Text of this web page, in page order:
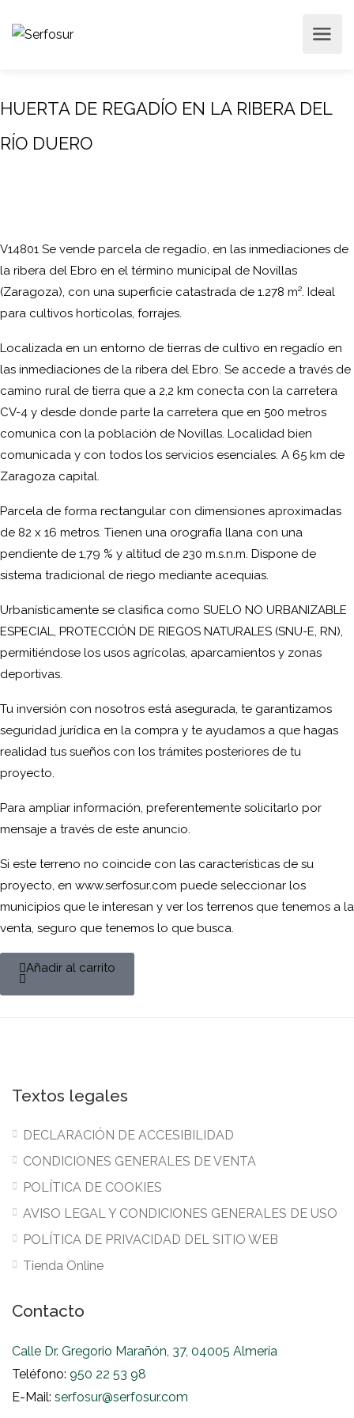
HUERTA DE REGADÍO EN LA RIBERA DEL
RÍO DUERO
V14801 Se vende parcela de regadío, en las inmediaciones de
la ribera del Ebro en el término municipal de Novillas
(Zaragoza), con una superficie catastrada de 1.278 m². Ideal
para cultivos hortícolas, forrajes.
Localizada en un entorno de tierras de cultivo en regadío en
las inmediaciones de la ribera del Ebro. Se accede a través de
camino rural de tierra que a 2,2 km conecta con la carretera
CV-4 y desde donde parte la carretera que en 500 metros
comunica con la población de Novillas. Localidad bien
comunicada y con todos los servicios esenciales. A 65 km de
Zaragoza capital.
Parcela de forma rectangular con dimensiones aproximadas
de 82 x 16 metros. Tienen una orografía llana con una
pendiente de 1,79 % y altitud de 230 m.s.n.m. Dispone de
sistema tradicional de riego mediante acequias.
Urbanísticamente se clasifica como SUELO NO URBANIZABLE
ESPECIAL, PROTECCIÓN DE RIEGOS NATURALES (SNU-E, RN),
permitiéndose los usos agrícolas, aparcamientos y zonas
deportivas.
Tu inversión con nosotros está asegurada, te garantizamos
seguridad jurídica en la compra y te ayudamos a que hagas
realidad tus sueños con los trámites posteriores de tu
proyecto.
Para ampliar información, preferentemente solicitarlo por
mensaje a través de este anuncio.
Si este terreno no coincide con las características de su
proyecto, en www.serfosur.com puede seleccionar los
municipios que le interesan y ver los terrenos que tenemos a la
venta, seguro que tenemos lo que busca.
Añadir al carrito
Textos legales
DECLARACIÓN DE ACCESIBILIDAD
CONDICIONES GENERALES DE VENTA
POLÍTICA DE COOKIES
AVISO LEGAL Y CONDICIONES GENERALES DE USO
POLÍTICA DE PRIVACIDAD DEL SITIO WEB
Tienda Online
Contacto
Calle Dr. Gregorio Marañón, 37, 04005 Almería
Teléfono: 950 22 53 98
E-Mail: serfosur@serfosur.com